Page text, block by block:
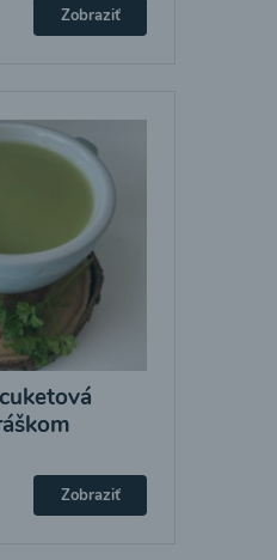
Zobraziť
Zobraziť